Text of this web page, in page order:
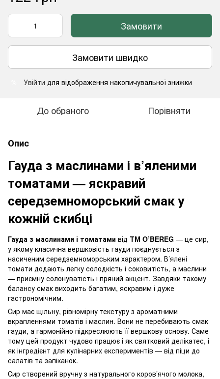
Замовити
Замовити швидко
Увійти для відображення накопичувальної знижки
До обраного Порівняти
Опис
Гауда з маслинами і в’яленими
томатами — яскравий
середземноморський смак у
кожній скибці
Гауда з маслинами і томатами від ТМ O’BEREG — це сир,
у якому класична вершковість гауди поєднується з
насиченим середземноморським характером. В’ялені
томати додають легку солодкість і соковитість, а маслини
— приємну солонуватість і пряний акцент. Завдяки такому
балансу смак виходить багатим, яскравим і дуже
гастрономічним.
Сир має щільну, рівномірну текстуру з ароматними
вкрапленнями томатів і маслин. Вони не перебивають смак
гауди, а гармонійно підкреслюють її вершкову основу. Саме
тому цей продукт чудово працює і як святковий делікатес, і
як інгредієнт для кулінарних експериментів — від піци до
салатів та запіканок.
Сир створений вручну з натурального коров’ячого молока,